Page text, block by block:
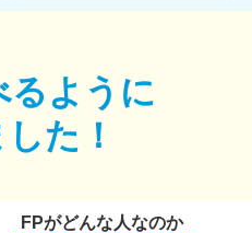
るように
た！
FPがどんな人なのか